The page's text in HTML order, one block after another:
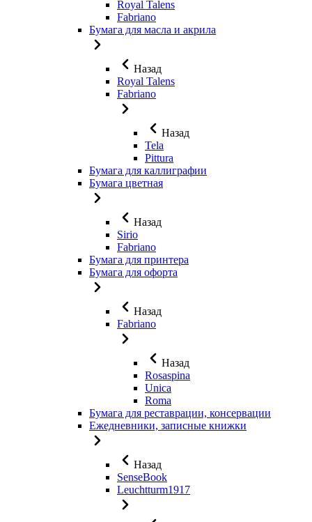
Royal Talens
Fabriano
Бумага для масла и акрила
Назад
Royal Talens
Fabriano
Назад
Tela
Pittura
Бумага для каллиграфии
Бумага цветная
Назад
Sirio
Fabriano
Бумага для принтера
Бумага для офорта
Назад
Fabriano
Назад
Rosaspina
Unica
Roma
Бумага для реставрации, консервации
Ежедневники, записные книжки
Назад
SenseBook
Leuchtturm1917